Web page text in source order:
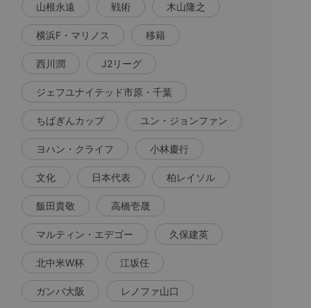
山根永遠 戦術 木山隆之
横浜F・マリノス 移籍
西川潤 J2リーグ
ジェフユナイテッド市原・千葉
ちばぎんカップ ユン・ジョンファン
ヨハン・クライフ 小林慶行
文化 日本代表 柏レイソル
飯田貴敬 高橋壱晟
マルティン・エデゴー 久保建英
北中米W杯 江坂任
ガンバ大阪 レノファ山口